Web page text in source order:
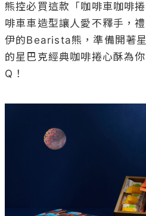
熊控必買這款「咖啡車咖啡
啡車車造型讓人愛不釋手，
伊的Bearista熊，準備開著
的星巴克經典咖啡捲心酥為
Q！